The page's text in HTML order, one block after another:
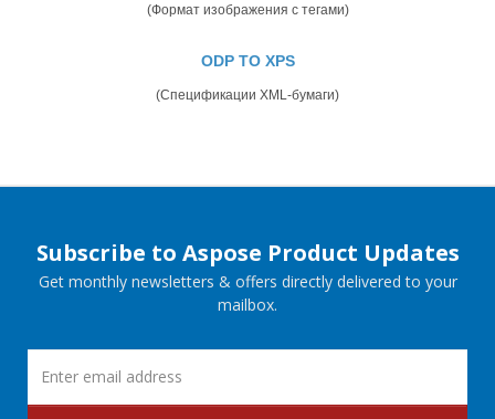
(Формат изображения с тегами)
ODP TO XPS
(Спецификации XML-бумаги)
Subscribe to Aspose Product Updates
Get monthly newsletters & offers directly delivered to your
mailbox.